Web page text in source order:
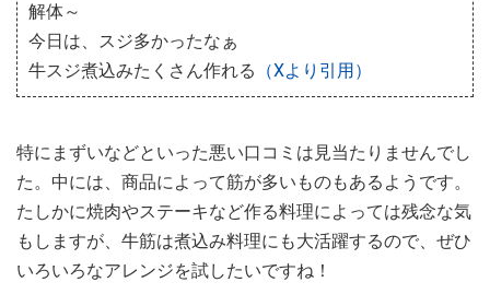
解体～
今日は、スジ多かったなぁ
牛スジ煮込みたくさん作れる
（Xより引用）
特にまずいなどといった悪い口コミは見当たりませんでし
た。中には、商品によって筋が多いものもあるようです。
たしかに焼肉やステーキなど作る料理によっては残念な気
もしますが、牛筋は煮込み料理にも大活躍するので、ぜひ
いろいろなアレンジを試したいですね！